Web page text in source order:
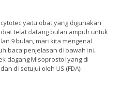
yaitu obat yang digunakan
telat datang bulan ampuh untuk
9 bulan, mari kita mengenal
baca penjelasan di bawah ini.
dagang Misoprostol yang di
di setujui oleh US (FDA).